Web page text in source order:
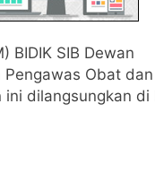
BIDIK SIB Dewan
Pengawas Obat dan
ini dilangsungkan di